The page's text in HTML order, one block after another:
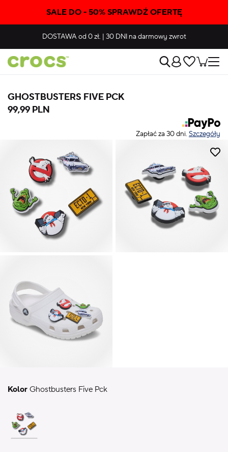
SALE DO - 50% SPRAWDŹ OFERTĘ
DOSTAWAod 0 zł. | 30 DNIna darmowy zwrot
GHOSTBUSTERS FIVE PCK
99,99 PLN
Zapłać za 30 dni. Szczegóły
Kolor Ghostbusters Five Pck